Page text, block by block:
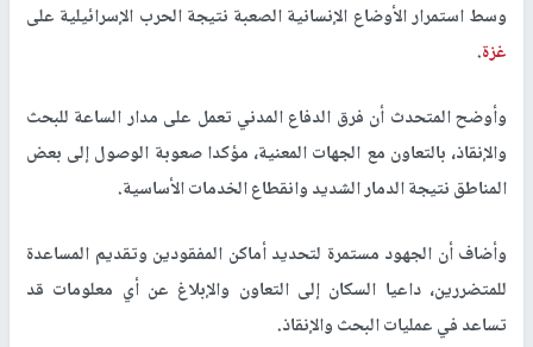
وسط استمرار الأوضاع الإنسانية الصعبة نتيجة الحرب الإسرائيلية على
غزة.
وأوضح المتحدث أن فرق الدفاع المدني تعمل على مدار الساعة للبحث
والإنقاذ، بالتعاون مع الجهات المعنية، مؤكدا صعوبة الوصول إلى بعض
المناطق نتيجة الدمار الشديد وانقطاع الخدمات الأساسية.
وأضاف أن الجهود مستمرة لتحديد أماكن المفقودين وتقديم المساعدة
للمتضررين، داعيا السكان إلى التعاون والإبلاغ عن أي معلومات قد
تساعد في عمليات البحث والإنقاذ.